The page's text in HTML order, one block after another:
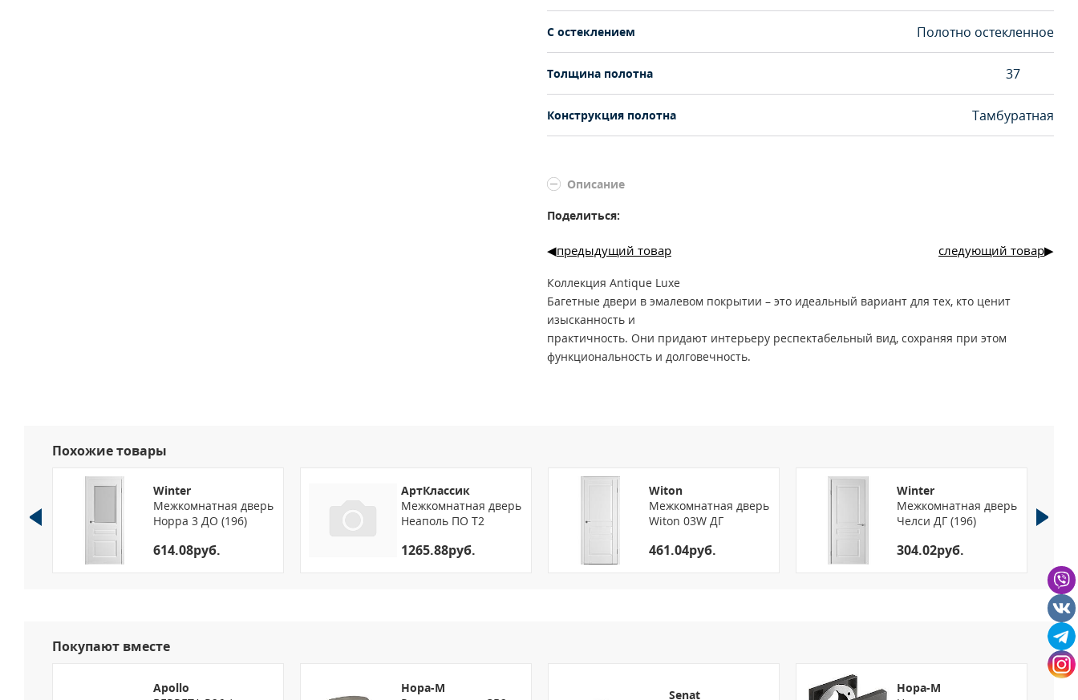
С остеклением Полотно остекленное
Толщина полотна 37
Конструкция полотна Тамбуратная
Описание
Поделиться:
предыдущий товар следующий товар
Коллекция Antique Luxe
Багетные двери в эмалевом покрытии – это идеальный вариант для тех, кто ценит
изысканность и
практичность. Они придают интерьеру респектабельный вид, сохраняя при этом
функциональность и долговечность.
Серебро, Графит.
*Нестандартный размерный ряд:
по ширине от 400 мм. до 900 мм. (шаг 100 мм.)
по высоте от 1900 мм. до 2300 мм. (шаг 50 мм.)
Похожие товары
Winter
Межкомнатная дверь
Норра 3 ДО (196)
614.08руб.
АртКлассик
Межкомнатная дверь
Неаполь ПО Т2
1265.88руб.
Witon
Межкомнатная дверь
Witon 03W ДГ
461.04руб.
Winter
Межкомнатная дверь
Челси ДГ (196)
304.02руб.
Покупают вместе
Apollo
Нора-М
Senat
Нора-М